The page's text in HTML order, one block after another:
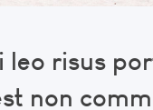
leo risus
non